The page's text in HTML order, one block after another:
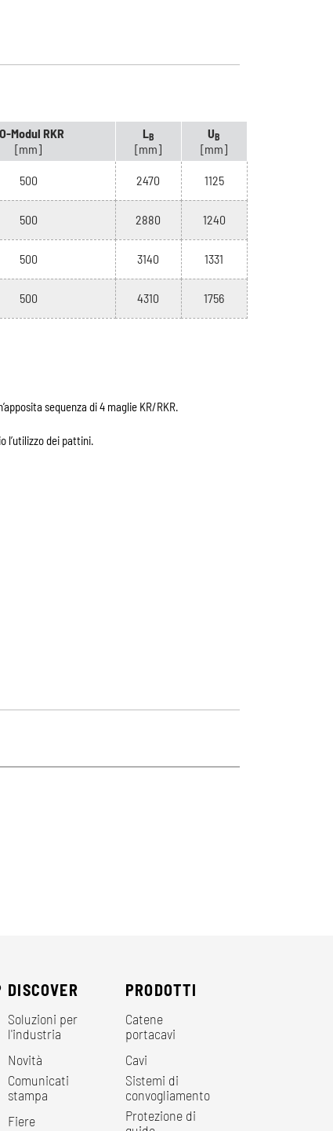
Modul RKR
[mm]
LB
[mm]
UB
[mm]
500 2470 1125
500 2880 1240
500 3140 1331
500 4310 1756
sequenza di 4 maglie KR/RKR.
l’utilizzo dei pattini.
DISCOVER
Soluzioni per
l'industria
Novità
Comunicati
stampa
Fiere
PRODOTTI
Catene
portacavi
Cavi
Sistemi di
convogliamento
Protezione di